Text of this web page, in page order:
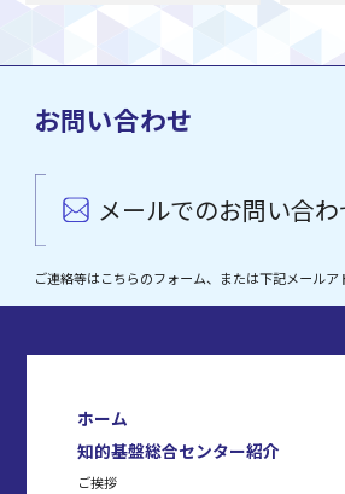
お問い合わせ
メールでのお問い合わ
ご連絡等はこちらのフォーム、または下記メールア
ホーム
知的基盤総合センター紹介
ご挨拶